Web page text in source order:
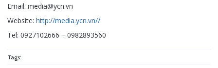
Email: media@ycn.vn
Website: http://media.ycn.vn//
Tel: 0927102666 – 0982893560
Tags: